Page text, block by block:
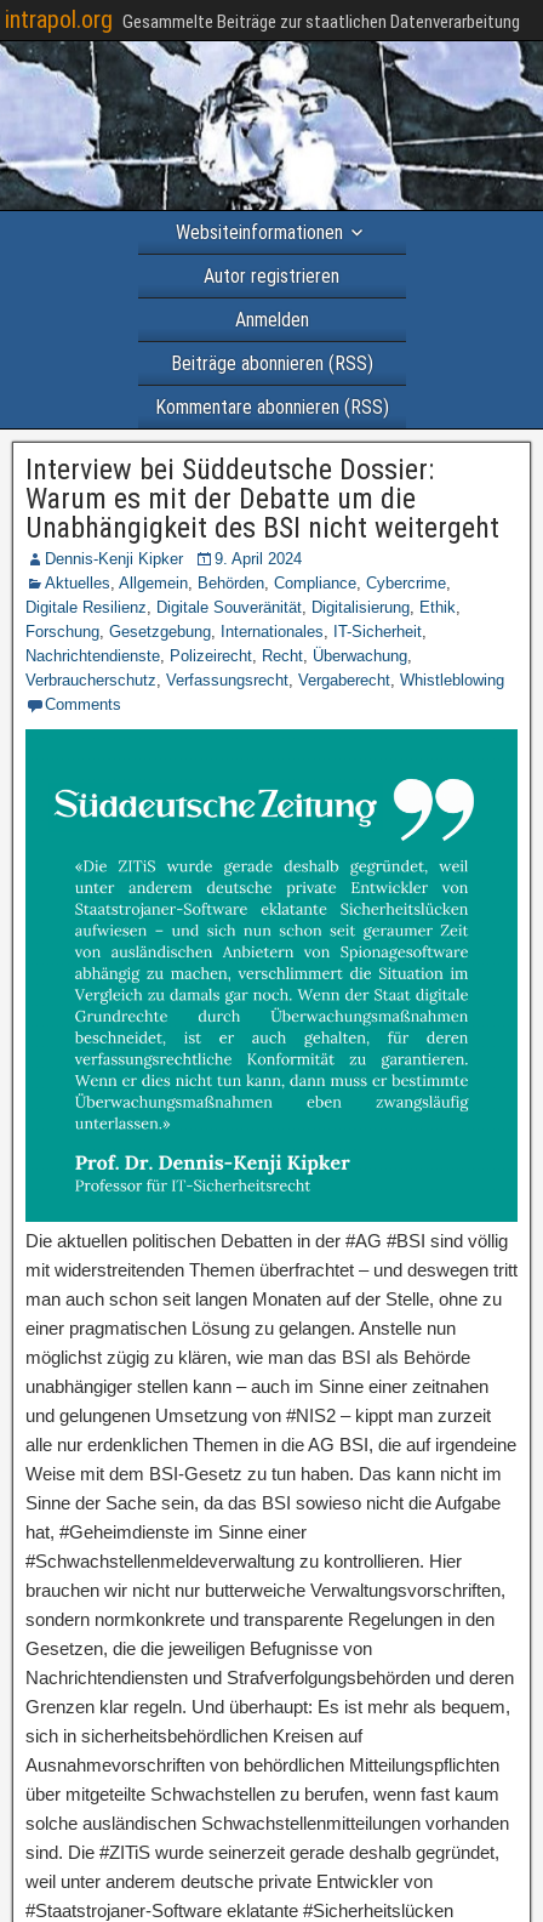
intrapol.org Gesammelte Beiträge zur staatlichen Datenverarbeitung
Websiteinformationen
Autor registrieren
Anmelden
Beiträge abonnieren (RSS)
Kommentare abonnieren (RSS)
Interview bei Süddeutsche Dossier:
Warum es mit der Debatte um die
Unabhängigkeit des BSI nicht weitergeht
Dennis-Kenji Kipker
9. April 2024
Aktuelles, Allgemein, Behörden, Compliance, Cybercrime,
Digitale Resilienz, Digitale Souveränität, Digitalisierung, Ethik,
Forschung, Gesetzgebung, Internationales, IT-Sicherheit,
Nachrichtendienste, Polizeirecht, Recht, Überwachung,
Verbraucherschutz, Verfassungsrecht, Vergaberecht, Whistleblowing
Comments
Die aktuellen politischen Debatten in der #AG #BSI sind völlig
mit widerstreitenden Themen überfrachtet – und deswegen tritt
man auch schon seit langen Monaten auf der Stelle, ohne zu
einer pragmatischen Lösung zu gelangen. Anstelle nun
möglichst zügig zu klären, wie man das BSI als Behörde
unabhängiger stellen kann – auch im Sinne einer zeitnahen
und gelungenen Umsetzung von #NIS2 – kippt man zurzeit
alle nur erdenklichen Themen in die AG BSI, die auf irgendeine
Weise mit dem BSI-Gesetz zu tun haben. Das kann nicht im
Sinne der Sache sein, da das BSI sowieso nicht die Aufgabe
hat, #Geheimdienste im Sinne einer
#Schwachstellenmeldeverwaltung zu kontrollieren. Hier
brauchen wir nicht nur butterweiche Verwaltungsvorschriften,
sondern normkonkrete und transparente Regelungen in den
Gesetzen, die die jeweiligen Befugnisse von
Nachrichtendiensten und Strafverfolgungsbehörden und deren
Grenzen klar regeln. Und überhaupt: Es ist mehr als bequem,
sich in sicherheitsbehördlichen Kreisen auf
Ausnahmevorschriften von behördlichen Mitteilungspflichten
über mitgeteilte Schwachstellen zu berufen, wenn fast kaum
solche ausländischen Schwachstellenmitteilungen vorhanden
sind. Die #ZITiS wurde seinerzeit gerade deshalb gegründet,
weil unter anderem deutsche private Entwickler von
#Staatstrojaner-Software eklatante #Sicherheitslücken